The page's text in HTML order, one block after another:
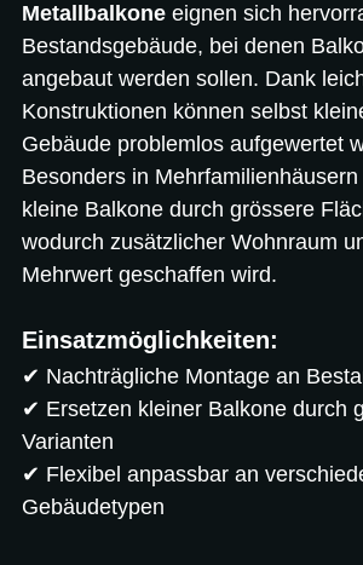
Metallbalkone eignen sich
Bestandsgebäude, bei denen
angebaut werden sollen. Dank
Konstruktionen können selbst
Gebäude problemlos aufgewertet
Besonders in
kleine Balkone durch grössere
wodurch zusätzlicher Wohnraum
Mehrwert geschaffen wird.
Einsatzmöglichkeiten:
✔ Nachträgliche Montage an
✔ Ersetzen kleiner Balkone durch
Varianten
✔ Flexibel anpassbar an
Gebäudetypen